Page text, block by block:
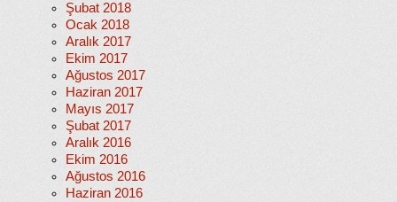
Şubat 2018
Ocak 2018
Aralık 2017
Ekim 2017
Ağustos 2017
Haziran 2017
Mayıs 2017
Şubat 2017
Aralık 2016
Ekim 2016
Ağustos 2016
Haziran 2016